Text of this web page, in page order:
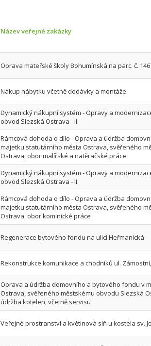
Název veřejné zakázky
Oprava mateřské školy Bohumínská na parc. č.
Nákup nábytku včetně dodávky a montáže
Dynamický nákupní systém - Opravy a
obvod Slezská Ostrava - II.
Rámcová dohoda o dílo - Oprava a údržba
majetku statutárního města Ostrava, svěřeného
Ostrava, obor malířské a natěračské práce
Dynamický nákupní systém - Opravy a
obvod Slezská Ostrava - II.
Rámcová dohoda o dílo - Oprava a údržba
majetku statutárního města Ostrava, svěřeného
Ostrava, obor kominické práce
Regenerace bytového fondu na ulici Heřmanická
Rekonstrukce komunikace a chodníků ul.
Oprava a údržba domovního a bytového fondu v
Ostrava, svěřeného městskému obvodu Slezská
údržba kotelen, včetně servisu
Veřejné prostranství a květinová síň u kostela sv.